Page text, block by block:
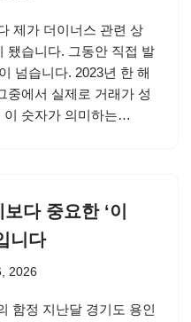
제가 더이너스 관련 상
됐습니다. 그동안 직접 발
넘습니다. 2023년 한 해
중에서 실제로 거래가 성
이 숫자가 의미하는…
다 중요한 ‘이
니다
2026
함정 지난달 경기도 용인